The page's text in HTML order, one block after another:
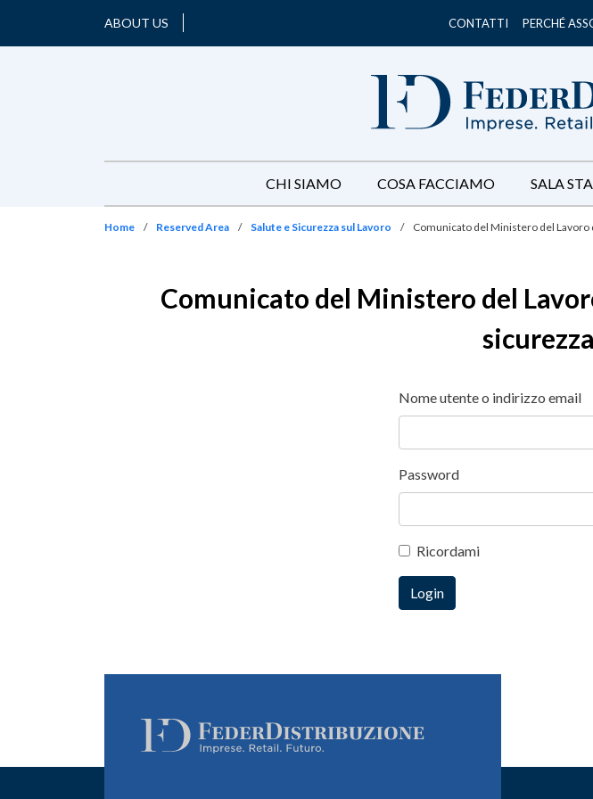
ABOUT US CONTATTI PERCHÉ
CHI SIAMO COSA FACCIAMO SALA
Home / Reserved Area / Salute e Sicurezza sul Lavoro / Comunicato del Ministero del Lavoro
Comunicato del Ministero del
Nome utente o indirizzo email
Password
Ricordami